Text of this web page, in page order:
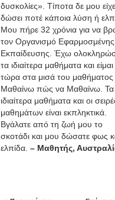
δυσκολίες». Τίποτα δε μου είχε
δώσει ποτέ κάποια λύση ή
Μου πήρε 32 χρόνια για να
τον Οργανισμό Εφαρμοσμένης
Εκπαίδευσης. Έχω
τα ιδιαίτερα μαθήματα και είμαι
τώρα στα μισά του μαθήματος
Μαθαίνω πώς να Μαθαίνω. Τα
ιδιαίτερα μαθήματα και οι
μαθημάτων είναι εκπληκτικά.
Βγάλατε από τη ζωή μου το
σκοτάδι και μου δώσατε φως
ελπίδα. – Μαθητής,